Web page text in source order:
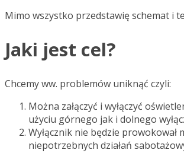
Mimo wszystko przedstawię schemat i
Jaki jest cel?
Chcemy ww. problemów uniknąć czyli:
Można załączyć i wyłączyć
użyciu górnego jak i dolnego
Wyłącznik nie będzie prowokował
niepotrzebnych działań